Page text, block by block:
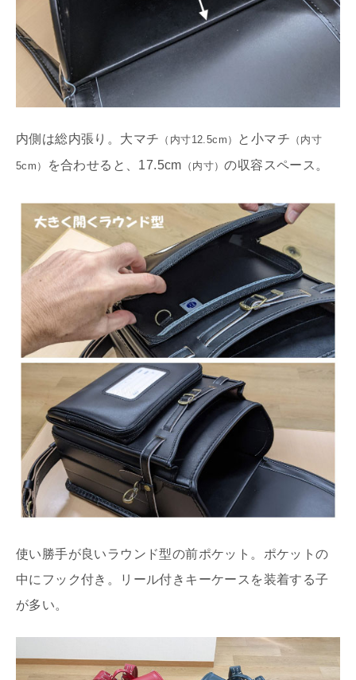
内側は総内張り。大マチ （内寸12.5cm） と小マチ （内寸
5cm） を合わせると、17.5cm （内寸）の収容スペース。
使い勝手が良いラウンド型の前ポケット。ポケットの
中にフック付き。リール付きキーケースを装着する子
が多い。